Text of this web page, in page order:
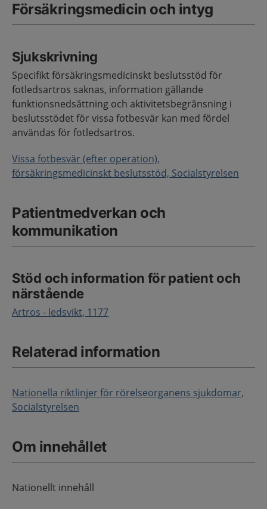
Försäkringsmedicin och intyg
Sjukskrivning
Specifikt försäkringsmedicinskt beslutsstöd för
fotledsartros saknas, information gällande
funktionsnedsättning och aktivitetsbegränsning i
beslutsstödet för vissa fotbesvär kan med fördel
användas för fotledsartros.
Vissa fotbesvär (efter operation),
försäkringsmedicinskt beslutsstöd, Socialstyrelsen
Patientmedverkan och
kommunikation
Stöd och information för patient och
närstående
Artros - ledsvikt, 1177
Relaterad information
Nationella riktlinjer för rörelseorganens sjukdomar,
Socialstyrelsen
Om innehållet
Nationellt innehåll